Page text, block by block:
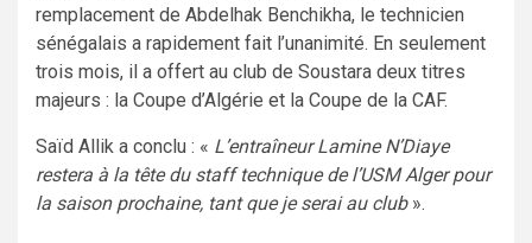
remplacement de Abdelhak Benchikha, le technicien
sénégalais a rapidement fait l’unanimité. En seulement
trois mois, il a offert au club de Soustara deux titres
majeurs : la Coupe d’Algérie et la Coupe de la CAF.
Saïd Allik a conclu : « L’entraîneur Lamine N’Diaye
restera à la tête du staff technique de l’USM Alger pour
la saison prochaine, tant que je serai au club ».